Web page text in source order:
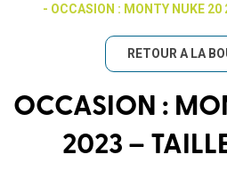
- OCCASION : MONTY NUKE
RETOUR A LA
OCCASION :
2023 –